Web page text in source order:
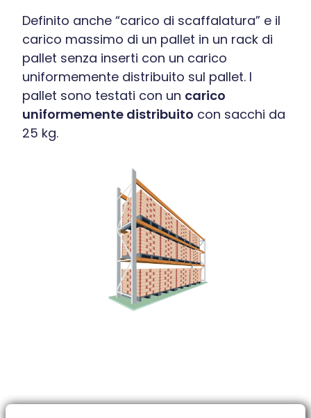
Definito anche “carico di scaffalatura” e il
carico massimo di un pallet in un rack di
pallet senza inserti con un carico
uniformemente distribuito sul pallet. I
pallet sono testati con un carico
uniformemente distribuito con sacchi da
25 kg.